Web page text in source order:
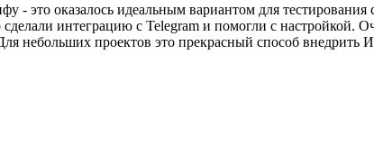
- это оказалось идеальным вариантом для
интеграцию с Telegram и помогли с настройкой.
небольших проектов это прекрасный способ